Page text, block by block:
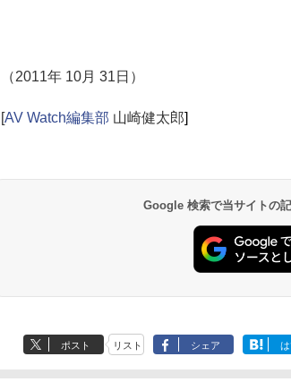
（2011年 10月 31日）
[AV Watch編集部 山崎健太郎]
Google 検索で当サイトの
ポスト リスト シェア